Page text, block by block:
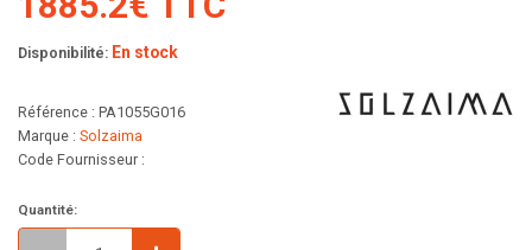
Disponibilité: En stock
Référence : PA1055G016
Marque : Solzaima
Code Fournisseur :
Quantité: